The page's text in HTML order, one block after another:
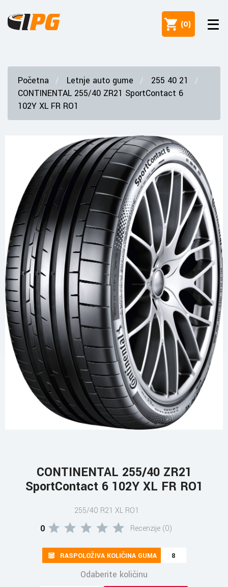
(0)
Početna Letnje auto gume
255 40 21
CONTINENTAL 255/40 ZR21 SportContact 6
102Y XL FR RO1
CONTINENTAL 255/40 ZR21
SportContact 6 102Y XL FR RO1
255/40 R21 XL RO1
0 Recenzije (0)
RASPOLOŽIVA KOLIČINA GUMA 8
Odaberite količinu